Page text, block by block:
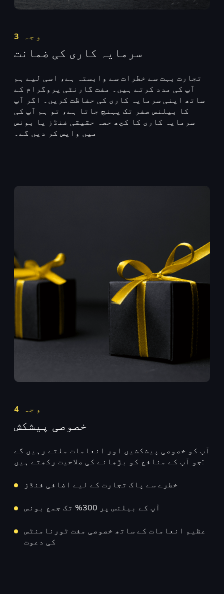
وجہ 3
سرمایہ کاری کی ضمانت
تجارت بہت سے خطرات سے وابستہ ہے، اسی لیے ہم
آپ کی مدد کرتے ہیں۔ مفت گارنٹی پروگرام کے
ساتھ اپنی سرمایہ کاری کی حفاظت کریں۔ اگر آپ
کا بیلنس صفر تک پہنچ جاتا ہے، تو ہم آپ کی
سرمایہ کاری کا کچھ حصہ حقیقی فنڈز یا بونس
میں واپس کر دیں گے۔
وجہ 4
خصوصی پیشکش
آپ کو خصوصی پیشکشیں اور انعامات ملتے رہیں گے
جو آپ کے منافع کو بڑھانے کی صلاحیت رکھتے ہیں:
خطرے سے پاک تجارت کے لیے اضافی فنڈز
آپ کے بیلنس پر 300% تک جمع بونس
عظیم انعامات کے ساتھ خصوصی مفت ٹورنامنٹس
کی دعوت